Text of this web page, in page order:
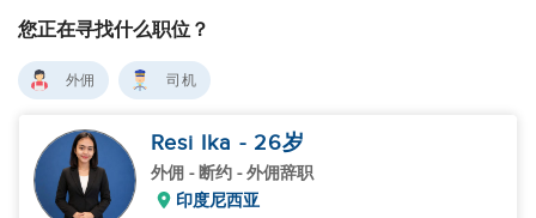
您正在寻找什么职位？
外佣 司机
Resi Ika - 26岁
外佣 - 断约 - 外佣辞职
印度尼西亚